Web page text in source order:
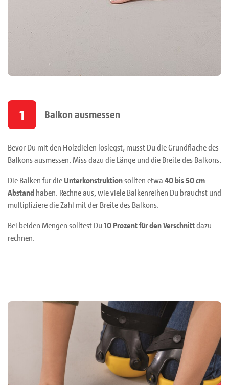
1 Balkon ausmessen
Bevor Du mit den Holzdielen loslegst, musst Du die Grundfläche des
Balkons ausmessen. Miss dazu die Länge und die Breite des Balkons.
Die Balken für die Unterkonstruktionsollten etwa 40 bis 50 cm
Abstand haben. Rechne aus, wie viele Balkenreihen Du brauchst und
multipliziere die Zahl mit der Breite des Balkons.
Bei beiden Mengen solltest Du 10 Prozent für den Verschnittdazu
rechnen.